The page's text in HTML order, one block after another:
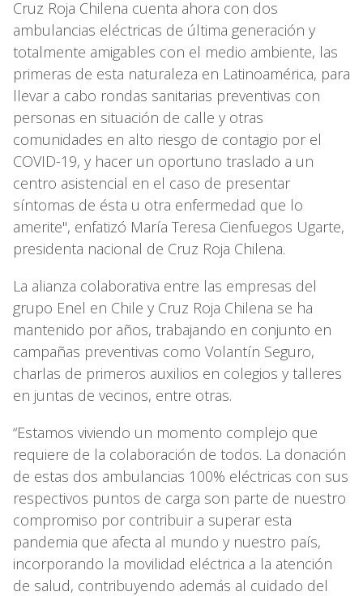
Cruz Roja Chilena cuenta ahora con dos
ambulancias eléctricas de última generación y
totalmente amigables con el medio ambiente, las
primeras de esta naturaleza en Latinoamérica, para
llevar a cabo rondas sanitarias preventivas con
personas en situación de calle y otras
comunidades en alto riesgo de contagio por el
COVID-19, y hacer un oportuno traslado a un
centro asistencial en el caso de presentar
síntomas de ésta u otra enfermedad que lo
amerite", enfatizó María Teresa Cienfuegos Ugarte,
presidenta nacional de Cruz Roja Chilena.
La alianza colaborativa entre las empresas del
grupo Enel en Chile y Cruz Roja Chilena se ha
mantenido por años, trabajando en conjunto en
campañas preventivas como Volantín Seguro,
charlas de primeros auxilios en colegios y talleres
en juntas de vecinos, entre otras.
“Estamos viviendo un momento complejo que
requiere de la colaboración de todos. La donación
de estas dos ambulancias 100% eléctricas con sus
respectivos puntos de carga son parte de nuestro
compromiso por contribuir a superar esta
pandemia que afecta al mundo y nuestro país,
incorporando la movilidad eléctrica a la atención
de salud, contribuyendo además al cuidado del